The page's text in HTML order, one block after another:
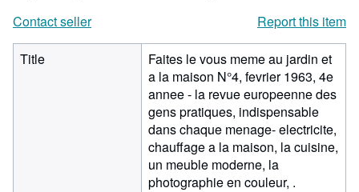
Contact seller
Report this item
Title
Faites le vous meme au jardin et
a la maison N°4, fevrier 1963, 4e
annee - la revue europeenne des
gens pratiques, indispensable
dans chaque menage- electricite,
chauffage a la maison, la cuisine,
un meuble moderne, la
photographie en couleur, .